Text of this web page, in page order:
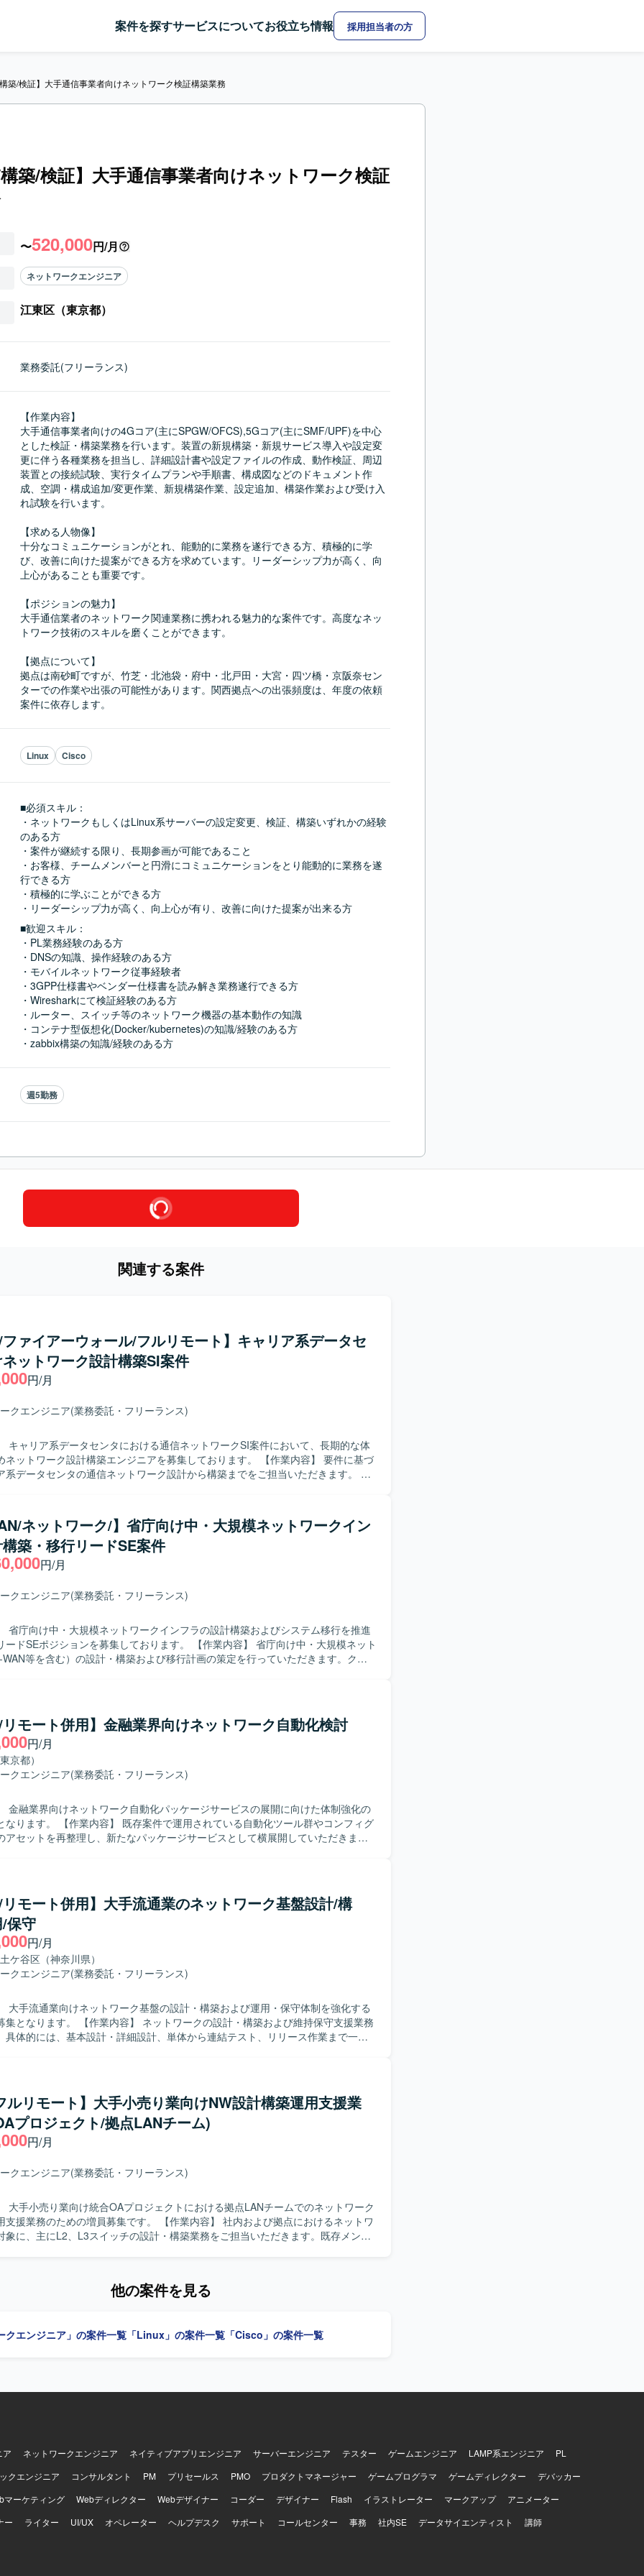
案件を探すサービスについてお役立ち情報 採用担当者の方
築/検証】大手通信事業者向けネットワーク検証構築業務
築/検証】大手通信事業者向けネットワーク検証
〜520,000円/月
ネットワークエンジニア
江東区（東京都）
業務委託(フリーランス)
【作業内容】
大手通信事業者向けの4Gコア(主にSPGW/OFCS),5Gコア(主にSMF/UPF)を中心
とした検証・構築業務を行います。装置の新規構築・新規サービス導入や設定変
更に伴う各種業務を担当し、詳細設計書や設定ファイルの作成、動作検証、周辺
装置との接続試験、実行タイムプランや手順書、構成図などのドキュメント作
成、空調・構成追加/変更作業、新規構築作業、設定追加、構築作業および受け入
れ試験を行います。
【求める人物像】
十分なコミュニケーションがとれ、能動的に業務を遂行できる方、積極的に学
び、改善に向けた提案ができる方を求めています。リーダーシップ力が高く、向
上心があることも重要です。
【ポジションの魅力】
大手通信業者のネットワーク関連業務に携われる魅力的な案件です。高度なネッ
トワーク技術のスキルを磨くことができます。
【拠点について】
拠点は南砂町ですが、竹芝・北池袋・府中・北戸田・大宮・四ツ橋・京阪奈セン
ターでの作業や出張の可能性があります。関西拠点への出張頻度は、年度の依頼
案件に依存します。
Linux Cisco
■必須スキル：
・ネットワークもしくはLinux系サーバーの設定変更、検証、構築いずれかの経験
のある方
・案件が継続する限り、長期参画が可能であること
・お客様、チームメンバーと円滑にコミュニケーションをとり能動的に業務を遂
行できる方
・積極的に学ぶことができる方
・リーダーシップ力が高く、向上心が有り、改善に向けた提案が出来る方
■歓迎スキル：
・PL業務経験のある方
・DNSの知識、操作経験のある方
・モバイルネットワーク従事経験者
・3GPP仕様書やベンダー仕様書を読み解き業務遂行できる方
・Wiresharkにて検証経験のある方
・ルーター、スイッチ等のネットワーク機器の基本動作の知識
・コンテナ型仮想化(Docker/kubernetes)の知識/経験のある方
・zabbix構築の知識/経験のある方
週5勤務
関連する案件
ァイアーウォール/フルリモート】キャリア系データセ
ットワーク設計構築SI案件
円/月
クエンジニア(業務委託・フリーランス)
キャリア系データセンタにおける通信ネットワークSI案件において、長期的な体
ワーク設計構築エンジニアを募集しております。 【作業内容】 要件に基づ
系データセンタの通信ネットワーク設計から構築までをご担当いただきます。 主
設定作業（必要に応じてACI関連作業を現地で実施する場合があります） 【求
・中長期で安定して参画いただける方 ・ネットワーク技術のキャッチアップに前
める方 ・手順書作成などドキュメント作業も丁寧に対応いただける方 ・関係者と
を取りながら主体的に作業を進められる方 【ポジションの魅力】 ・キャリ
ンタの基幹ネットワークに関わることで、大規模なネットワーク設計構築の経験
できます。 ・Cisco NexusやACI、ロードバランサ、ファイアウォール等を活用し
トワーク技術に携わることができます。 ・長期想定のため、腰を据えてスキルア
、F5 など ・ドキュメント：各種設計書・手順書作成ツール（詳細は別途）
ネットワーク/】省庁向け中・大規模ネットワークイン
築・移行リードSE案件
円/月
クエンジニア(業務委託・フリーランス)
省庁向け中・大規模ネットワークインフラの設計構築およびシステム移行を推進
ションを募集しております。 【作業内容】 省庁向け中・大規模ネット
等を含む）の設計・構築および移行計画の策定を行っていただきます。クラ
も担当していただきます。また、プロジェクトにおけるリーダー/サブリーダーと
理も行っていただきます。 【求める人物像】 技術的な専門性に加え、
メント文化を理解し、対面での丁寧なコミュニケーションができる方を求めてお
者との合意形成を主体的にリードしながら、責任感を持ってプロジェクトを推進
力】 中央省庁向けの中・大規模ネットワークイン
ことができます。要件定義から設計・構築・移行まで一連の工程に携わること
クおよびインフラ領域の経験を広く深く積むことができます。 【開発環境】
ットワーク環境（SD-WAN、GSS等）およびオンプレミスと各種クラウドを組み
ブリッドインフラ環境での設計・構築・移行を行います。
モート併用】金融業界向けネットワーク自動化検討
円/月
京都）
クエンジニア(業務委託・フリーランス)
金融業界向けネットワーク自動化パッケージサービスの展開に向けた体制強化の
用されている自動化ツール群やコンフィグ
アセットを再整理し、新たなパッケージサービスとして横展開していただきま
実装・運用定着まで主体的に推進できる方を求めております。 関係者との調整や
ュニケーション能力をお持ちの方ですと望ましいです。 【ポジションの魅
向けのネットワーク自動化パッケージサービスの企画から展開まで一貫して関わ
、自動化ツールとネットワーク技術の両面でスキルを高めていただけます。 AIデ
アと連携しながら、新たな自動化の仕組みやサービスを検討できる環境です。
ネットワーク自動化ツールやコンフィグ生成基盤などのアセットを活用しつつ、
ジニアと協働して利用ツールを選定していく環境となります。
モート併用】大手流通業のネットワーク基盤設計/構
保守
円/月
ケ谷区（神奈川県）
クエンジニア(業務委託・フリーランス)
大手流通業向けネットワーク基盤の設計・構築および運用・保守体制を強化する
ットワークの設計・構築および維持保守支援業務
具体的には、基本設計・詳細設計、単体から連結テスト、リリース作業まで一連
ーク設計・構築の実務経験を活かし、自ら課題を見つけて主体的に行動できる方
す。顧客やチームメンバと円滑にコミュニケーションを取りながら、責任感を持
方にマッチするポジションです。 【ポジションの魅力】 大手流通業向け
トワーク基盤に上流工程から携わることができ、設計から構築、テスト、リリー
て経験を積むことができます。Cisco製品を中心とした実務を通じて、各種プロト
ルをさらに高めることができます。 【開発環境】 Cisco製ネットワーク
したネットワーク環境での設計・構築および保守運用となります。
ルリモート】大手小売り業向けNW設計構築運用支援業
プロジェクト/拠点LANチーム)
円/月
クエンジニア(業務委託・フリーランス)
大手小売り業向け統合OAプロジェクトにおける拠点LANチームでのネットワーク
めの増員募集です。 【作業内容】 社内および拠点におけるネットワ
象に、主にL2、L3スイッチの設計・構築業務をご担当いただきます。既存メンバ
メントとして整理し、分かりやすく説明することが得意な方が望ましいです。
ながら、ネットワークエンジニアとしてのスキルをさらに高められる環境です。
他の案件を見る
クエンジニア」の案件一覧 「Linux」の案件一覧 「Cisco」の案件一覧
ア ネットワークエンジニア ネイティブアプリエンジニア サーバーエンジニア テスター ゲームエンジニア LAMP系エンジニア
PL
クエンジニア
コンサルタント PM プリセールス PMO プロダクトマネージャー ゲームプログラマ ゲームディレクター
デバッカー
マーケティング
Webディレクター Webデザイナー コーダー デザイナー Flash イラストレーター マークアップ
アニメーター
ー
ライター UI/UX オペレーター ヘルプデスク サポート コールセンター 事務 社内SE データサイエンティスト 講師